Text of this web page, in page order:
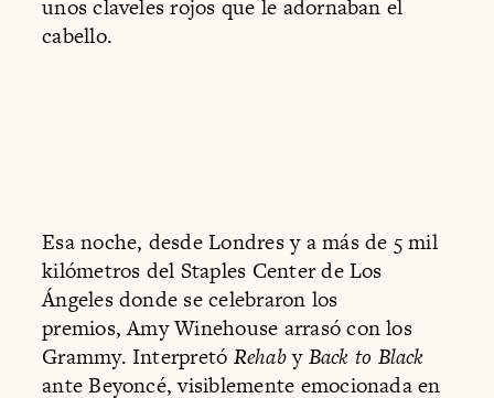
unos claveles rojos que le adornaban el
cabello.
Esa noche, desde Londres y a más de 5 mil
kilómetros del Staples Center de Los
Ángeles donde se celebraron los
premios, Amy Winehouse arrasó con los
Grammy. Interpretó RehabyBack to Black
ante Beyoncé, visiblemente emocionada en